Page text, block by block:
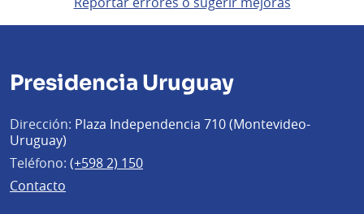
Presidencia Uruguay
Dirección: Plaza Independencia 710 (Montevideo-
Uruguay)
Teléfono: (+598 2) 150
Contacto